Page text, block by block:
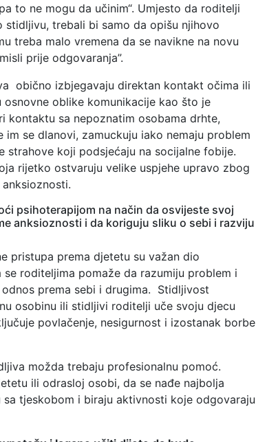
to ne mogu da učinim“. Umjesto da roditelji
stidljivu, trebali bi samo da opišu njihovo
treba malo vremena da se navikne na novu
prije odgovaranja”.
obično izbjegavaju direktan kontakt očima ili
oblike komunikacije kao što je
kontaktu sa nepoznatim osobama drhte,
im se dlanovi, zamuckuju iako nemaju problem
strahove koji podsjećaju na socijalne fobije.
rijetko ostvaruju velike uspjehe upravo zbog
psihoterapijom na način da osvijeste svoj
anksioznosti i da koriguju sliku o sebi i razviju
pristupa prema djetetu su važan dio
roditeljima pomaže da razumiju problem i
prema sebi i drugima. Stidljivost
osobinu ili stidljivi roditelji uče svoju djecu
povlačenje, nesigurnost i izostanak borbe
možda trebaju profesionalnu pomoć.
ili odrasloj osobi, da se nađe najbolja
tjeskobom i biraju aktivnosti koje odgovaraju